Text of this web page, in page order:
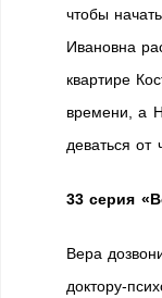
чтобы
Ивановна
квартире
времени, а
деваться от
33 серия
Вера
доктору-